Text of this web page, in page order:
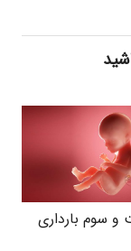
سوم بارداری